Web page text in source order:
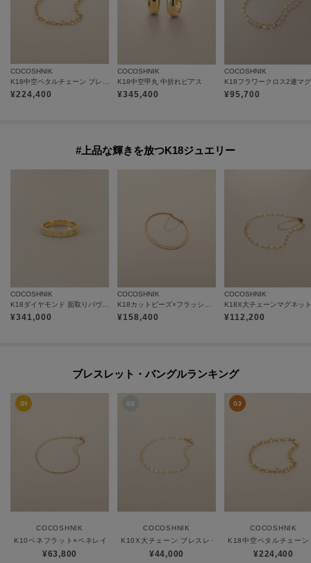
COCOSHNIK
¥224,400
COCOSHNIK
K18中空甲丸 中折れピアス
¥345,400
COCOSHNIK
¥95,700
#上品な輝きを放つK18ジュエリー
COCOSHNIK
¥341,000
COCOSHNIK
¥158,400
COCOSHNIK
¥112,200
ブレスレット・バングルランキング
COCOSHNIK
K10ベネフラット×ベネレイヤード ブレスレット
¥63,800
COCOSHNIK
K10X大チェーン ブレスレット
¥44,000
COCOSHNIK
K18中空ペタルチェー
¥224,400